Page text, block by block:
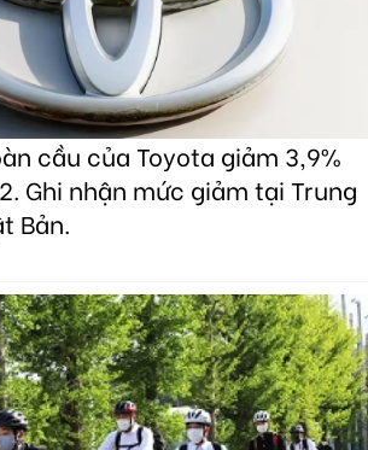
cầu của Toyota giảm 3,9%
Ghi nhận mức giảm tại Trung
Bản.